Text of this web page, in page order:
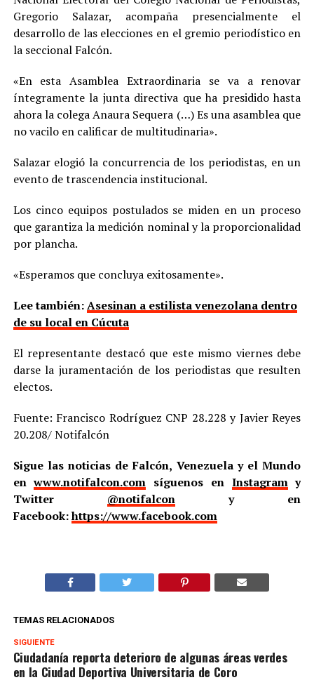
Gregorio Salazar, acompaña presencialmente el
desarrollo de las elecciones en el gremio periodístico en
la seccional Falcón.
«En esta Asamblea Extraordinaria se va a renovar
íntegramente la junta directiva que ha presidido hasta
ahora la colega Anaura Sequera (…) Es una asamblea que
no vacilo en calificar de multitudinaria».
Salazar elogió la concurrencia de los periodistas, en un
evento de trascendencia institucional.
Los cinco equipos postulados se miden en un proceso
que garantiza la medición nominal y la proporcionalidad
por plancha.
«Esperamos que concluya exitosamente».
Lee también:Asesinan a estilista venezolana dentro
de su local en Cúcuta
El representante destacó que este mismo viernes debe
darse la juramentación de los periodistas que resulten
electos.
Fuente: Francisco Rodríguez CNP 28.228 y Javier Reyes
20.208/ Notifalcón
Sigue las noticias de Falcón, Venezuela y el Mundo
enwww.notifalcon.com síguenos en Instagramy
Twitter @notifalcony en
Facebook:https://www.facebook.com
TEMAS RELACIONADOS
SIGUIENTE
Ciudadanía reporta deterioro de algunas áreas verdes
en la Ciudad Deportiva Universitaria de Coro